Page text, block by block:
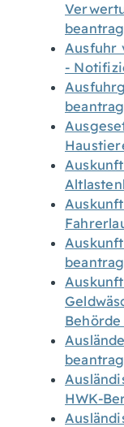
Ausfuhr
-
HWK-